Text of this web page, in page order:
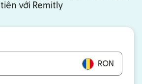
tiên với Remitly
RON